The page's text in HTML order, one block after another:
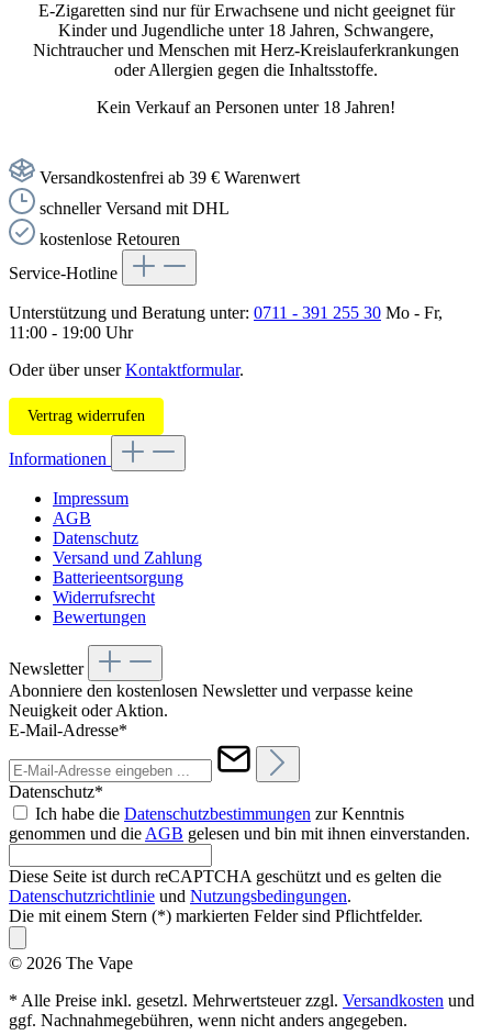
E-Zigaretten sind nur für Erwachsene und nicht geeignet für
Kinder und Jugendliche unter 18 Jahren, Schwangere,
Nichtraucher und Menschen mit Herz-Kreislauferkrankungen
oder Allergien gegen die Inhaltsstoffe.
Kein Verkauf an Personen unter 18 Jahren!
Versandkostenfrei ab 39 € Warenwert
schneller Versand mit DHL
kostenlose Retouren
Service-Hotline
Unterstützung und Beratung unter: 0711 - 391 255 30 Mo - Fr,
11:00 - 19:00 Uhr
Oder über unserKontaktformular.
Vertrag widerrufen
Informationen
Impressum
AGB
Datenschutz
Versand und Zahlung
Batterieentsorgung
Widerrufsrecht
Bewertungen
Newsletter
Abonniere den kostenlosen Newsletter und verpasse keine
Neuigkeit oder Aktion.
E-Mail-Adresse*
Datenschutz*
Ich habe die Datenschutzbestimmungen zur Kenntnis
genommen und dieAGB gelesen und bin mit ihnen einverstanden.
Diese Seite ist durch reCAPTCHA geschützt und es gelten die
Datenschutzrichtlinie und Nutzungsbedingungen.
Die mit einem Stern (*) markierten Felder sind Pflichtfelder.
© 2026 The Vape
* Alle Preise inkl. gesetzl. Mehrwertsteuer zzgl. Versandkosten und
ggf. Nachnahmegebühren, wenn nicht anders angegeben.